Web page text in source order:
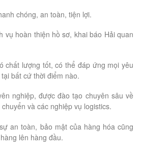
chóng, an toàn, tiện lợi.
vụ hoàn thiện hồ sơ, khai báo Hải quan
chất lượng tốt, có thể đáp ứng mọi yêu
bất cứ thời điểm nào.
nghiệp, được đào tạo chuyên sâu về
và các nghiệp vụ logistics.
an toàn, bảo mật của hàng hóa cũng
lên hàng đầu.